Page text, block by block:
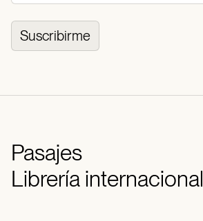
Suscribirme
Pasajes
Librería internacional